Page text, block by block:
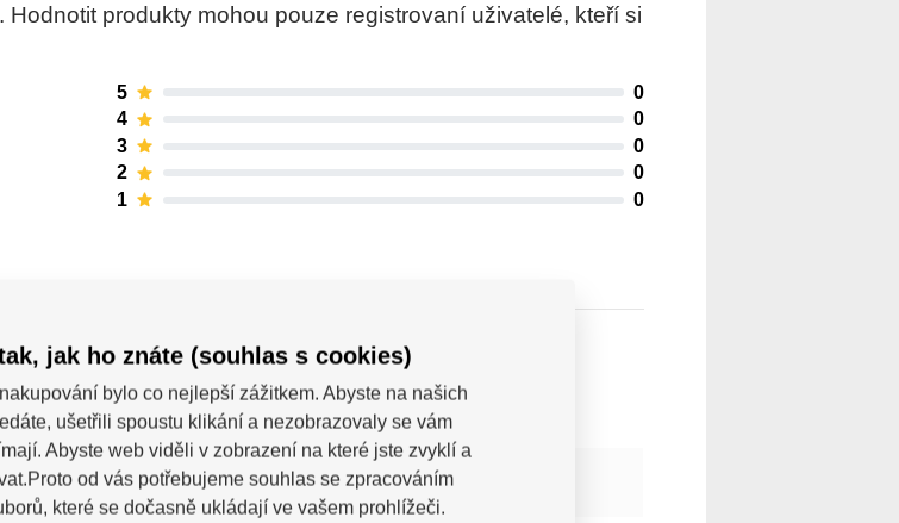
produkty mohou pouze registrovaní uživatelé, kteří si
5
0
4
0
3
0
2
0
1
0
jak ho znáte (souhlas s cookies)
bylo co nejlepší zážitkem. Abyste na našich
ušetřili spoustu klikání a nezobrazovaly se vám
Abyste web viděli v zobrazení na které jste zvyklí a
od vás potřebujeme souhlas se zpracováním
které se dočasně ukládají ve vašem prohlížeči.